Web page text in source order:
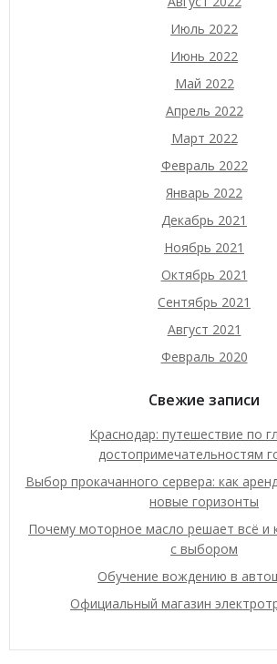
Июль 2022
Июнь 2022
Май 2022
Апрель 2022
Март 2022
Февраль 2022
Январь 2022
Декабрь 2021
Ноябрь 2021
Октябрь 2021
Сентябрь 2021
Август 2021
Февраль 2020
Свежие записи
Краснодар: путешествие по
достопримечательностям
Выбор прокачанного сервера: как
новые горизонты
Почему моторное масло решает всё и
с выбором
Обучение вождению в
Официальный магазин